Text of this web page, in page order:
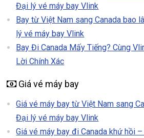
Đại lý vé máy bay Vlink
Bay từ Việt Nam sang Canada bao
lý vé máy bay Vlink
Bay Đi Canada Mấy Tiếng? Cùng
Lời Chính Xác
Giá vé máy bay
Giá vé máy bay từ Việt Nam sang
Đại lý vé máy bay Vlink
Giá vé máy bay đi Canada khứ hồi